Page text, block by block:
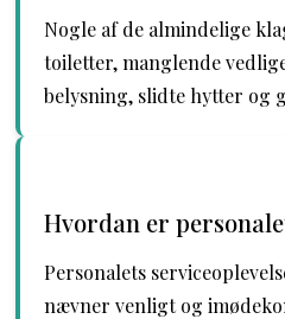
Nogle af de almindelige
toiletter, manglende
belysning, slidte hytter og
Hvordan er
Personalets
nævner venligt og